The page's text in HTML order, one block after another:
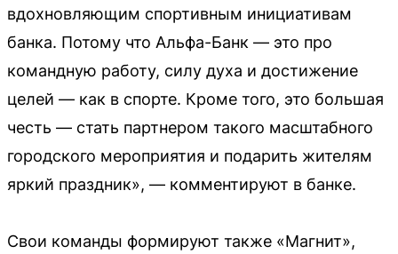
вдохновляющим спортивным инициативам
банка. Потому что Альфа-Банк — это про
командную работу, силу духа и достижение
целей — как в спорте. Кроме того, это большая
честь — стать партнером такого масштабного
городского мероприятия и подарить жителям
яркий праздник», — комментируют в банке.
Свои команды формируют также «Магнит»,